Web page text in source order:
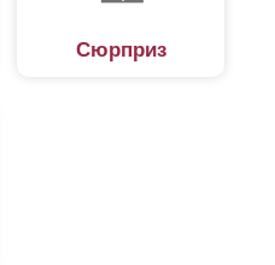
Сюрприз